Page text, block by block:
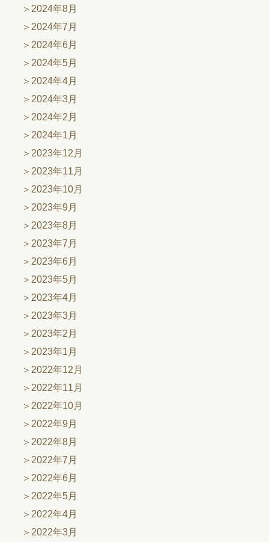
2024年8月
2024年7月
2024年6月
2024年5月
2024年4月
2024年3月
2024年2月
2024年1月
2023年12月
2023年11月
2023年10月
2023年9月
2023年8月
2023年7月
2023年6月
2023年5月
2023年4月
2023年3月
2023年2月
2023年1月
2022年12月
2022年11月
2022年10月
2022年9月
2022年8月
2022年7月
2022年6月
2022年5月
2022年4月
2022年3月